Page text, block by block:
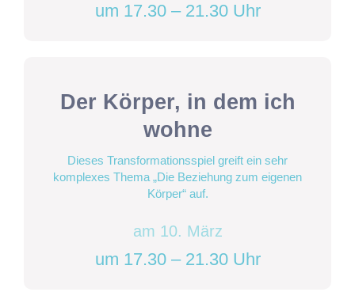
um 17.30 – 21.30 Uhr
Der Körper, in dem ich
wohne
Dieses Transformationsspiel greift ein sehr
komplexes Thema „Die Beziehung zum eigenen
Körper“ auf.
am 10. März
um 17.30 – 21.30 Uhr